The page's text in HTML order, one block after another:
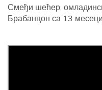
Смеђи шећер,
Брабанцон са 13